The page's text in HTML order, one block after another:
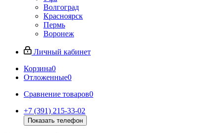
Волгоград
Красноярск
Пермь
Воронеж
Личный кабинет
Корзина0
Отложенные0
Сравнение товаров0
+7 (391) 215-33-02
Показать телефон